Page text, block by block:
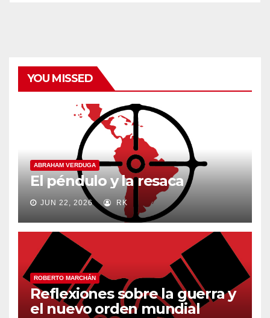
YOU MISSED
ABRAHAM VERDUGA
El péndulo y la resaca
JUN 22, 2026 RK
ROBERTO MARCHÁN
Reflexiones sobre la guerra y
el nuevo orden mundial